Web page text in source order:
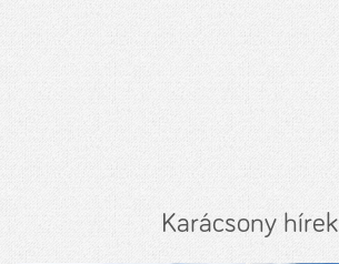
Karácsony hírek